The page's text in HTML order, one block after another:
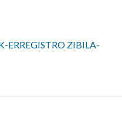
ERREGISTRO ZIBILA-